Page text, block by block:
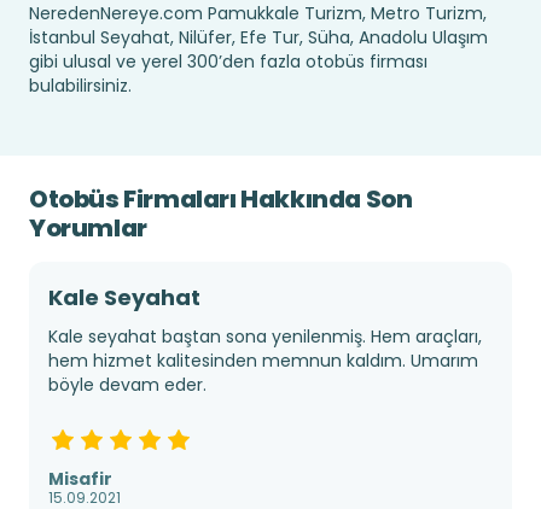
NeredenNereye.com Pamukkale Turizm, Metro Turizm,
İstanbul Seyahat, Nilüfer, Efe Tur, Süha, Anadolu Ulaşım
gibi ulusal ve yerel 300’den fazla otobüs firması
bulabilirsiniz.
Otobüs Firmaları Hakkında Son
Yorumlar
Misafir
15.09.2021
Kale Seyahat
Kale seyahat baştan sona yenilenmiş. Hem araçları,
hem hizmet kalitesinden memnun kaldım. Umarım
böyle devam eder.